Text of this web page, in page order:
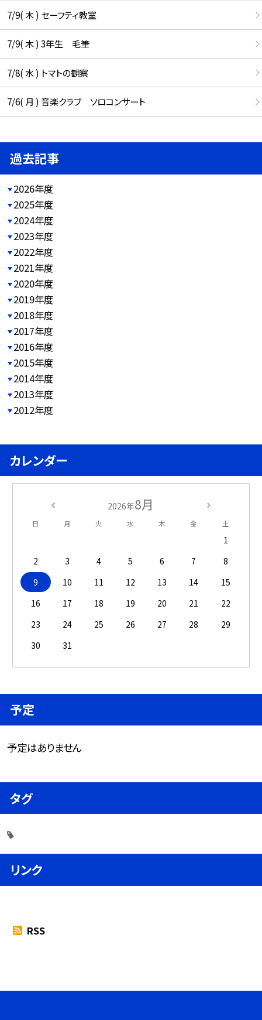
7/9( 木 ) セーフティ教室
7/9( 木 ) 3年生 毛筆
7/8( 水 ) トマトの観察
7/6( 月 ) 音楽クラブ ソロコンサート
過去記事
2026年度
2025年度
2024年度
2023年度
2022年度
2021年度
2020年度
2019年度
2018年度
2017年度
2016年度
2015年度
2014年度
2013年度
2012年度
カレンダー
2026年8月
日 月 火 水 木 金 土
1
2
3 4 5 6 7
8
9
10 11 12 13 14
15
16
17 18 19 20 21
22
23
24 25 26 27 28
29
30
31
予定
予定はありません
タグ
リンク
RSS